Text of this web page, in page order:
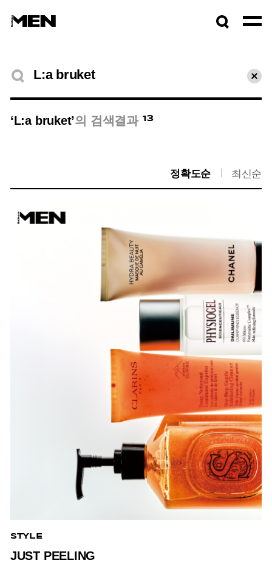
검색결과
초기
‘L:a bruket’의 검색결과 13
정확도순 최신순
STYLE
JUST PEELING